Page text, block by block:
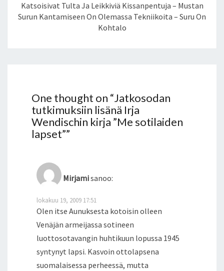
Katsoisivat Tulta Ja Leikkiviä Kissanpentuja – Mustan
Surun Kantamiseen On Olemassa Tekniikoita – Suru On
Kohtalo
One thought on “Jatkosodan
tutkimuksiin lisänä Irja
Wendischin kirja ”Me sotilaiden
lapset””
Mirjamisanoo:
lokakuu 19, 2009 17:51
Olen itse Aunuksesta kotoisin olleen
Venäjän armeijassa sotineen
luottosotavangin huhtikuun lopussa 1945
syntynyt lapsi. Kasvoin ottolapsena
suomalaisessa perheessä, mutta